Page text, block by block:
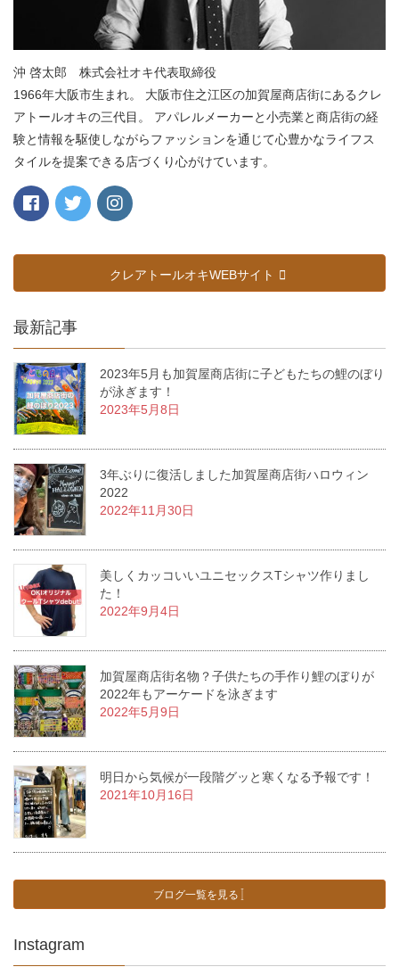
沖 啓太郎 株式会社オキ代表取締役
1966年大阪市生まれ。 大阪市住之江区の加賀屋商店街にあるクレ
アトールオキの三代目。 アパレルメーカーと小売業と商店街の経
験と情報を駆使しながらファッションを通じて心豊かなライフス
タイルを提案できる店づくり心がけています。
クレアトールオキWEBサイト
最新記事
2023年5月も加賀屋商店街に子どもたちの鯉のぼり
が泳ぎます！
2023年5月8日
3年ぶりに復活しました加賀屋商店街ハロウィン
2022
2022年11月30日
美しくカッコいいユニセックスTシャツ作りまし
た！
2022年9月4日
加賀屋商店街名物？子供たちの手作り鯉のぼりが
2022年もアーケードを泳ぎます
2022年5月9日
明日から気候が一段階グッと寒くなる予報です！
2021年10月16日
ブログ一覧を見る
Instagram